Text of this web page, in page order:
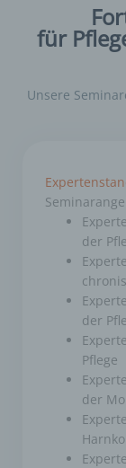
für
Unsere
der
der
Pflege
der